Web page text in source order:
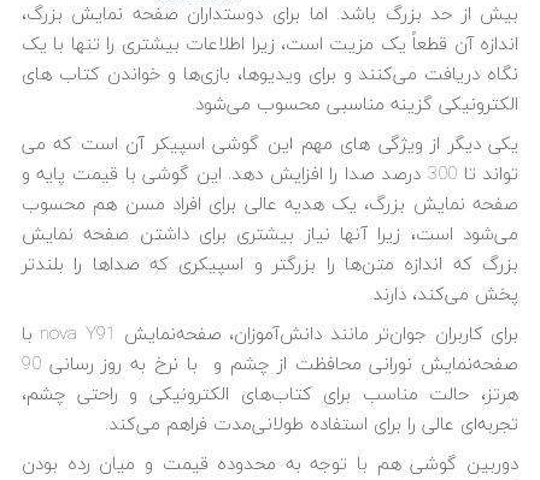
بیش از حد بزرگ باشد. اما برای دوستداران صفحه نمایش بزرگ،
اندازه آن قطعاً یک مزیت است، زیرا اطلاعات بیشتری را تنها با یک
نگاه دریافت می‌کنند و برای ویدیوها، بازی‌ها و خواندن کتاب های
الکترونیکی گزینه مناسبی محسوب می‌شود.
یکی دیگر از ویژگی های مهم این گوشی اسپیکر آن است که می
تواند تا 300 درصد صدا را افزایش دهد. این گوشی با قیمت پایه و
صفحه نمایش بزرگ، یک هدیه عالی برای افراد مسن هم محسوب
می‌شود است، زیرا آنها نیاز بیشتری برای داشتن صفحه نمایش
بزرگ که اندازه متن‌ها را بزرگتر و اسپیکری که صداها را بلندتر
پخش می‌کند، دارند.
برای کاربران جوان‌تر مانند دانش‌آموزان، صفحه‌نمایش nova Y91 با
صفحه‌نمایش نورانی محافظت از چشم و با نرخ به روز رسانی 90
هرتز، حالت مناسب برای کتاب‌های الکترونیکی و راحتی چشم،
تجربه‌ای عالی را برای استفاده طولانی‌مدت فراهم می‌کند.
دوربین گوشی هم با توجه به محدوده قیمت و میان رده بودن